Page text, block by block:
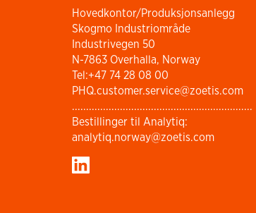
Hovedkontor/Produksjonsanlegg
Skogmo Industriområde
Industrivegen 50
N-7863 Overhalla, Norway
Tel:+47 74 28 08 00
PHQ.customer.service@zoetis.com
................................................................
Bestillinger til Analytiq:
analytiq.norway@zoetis.com